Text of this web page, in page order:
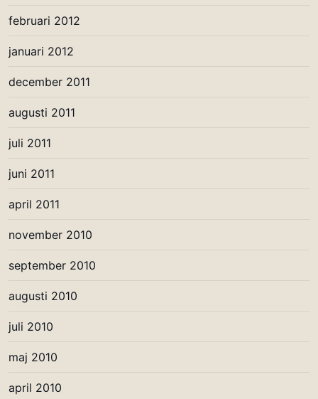
februari 2012
januari 2012
december 2011
augusti 2011
juli 2011
juni 2011
april 2011
november 2010
september 2010
augusti 2010
juli 2010
maj 2010
april 2010